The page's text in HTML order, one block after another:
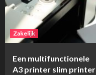
Zakelijk
Een multifunctionele
A3 printer slim printer